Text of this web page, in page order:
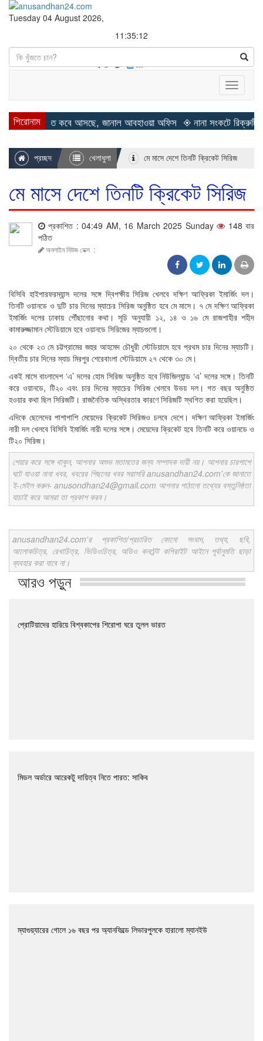
Tuesday 04 August 2026,
11:35:13
Search
Toggle
শিরোনাম
◈ শীত কবে আসছে, জানাল আবহাওয়া অফিস ◈ নানা সংকটে রিক্রুটিং
প্রচ্ছদ খেলাধুলা মে মাসে দেশে তিনটি ক্রিকেট সিরিজ
মে মাসে দেশে তিনটি ক্রিকেট সিরিজ
প্রকাশিত : 04:49 AM, 16 March 2025 Sunday
148 বার
পঠিত
অনলাইন নিউজ ডেক্স :
বিসিবি হাইপারফরম্যান্স দলের সঙ্গে দ্বিপক্ষীয় সিরিজ খেলবে দক্ষিণ আফ্রিকা ইমার্জিং দল।
তিনটি ওয়ানডে ও দুটি চার দিনের ম্যাচের সিরিজ অনুষ্ঠিত হবে মে মাসে। ৭ মে দক্ষিণ আফ্রিকা
ইমার্জিং দলের ঢাকায় পৌঁছানোর কথা। সূচি অনুযায়ী ১২, ১৪ ও ১৬ মে রাজশাহীর শহীদ
কামারুজ্জামান স্টেডিয়ামে হবে ওয়ানডে সিরিজের ম্যাচগুলো।
২০ থেকে ২৩ মে চট্টগ্রামের জহুর আহমেদ চৌধুরী স্টেডিয়ামে হবে প্রথম চার দিনের ম্যাচটি।
দ্বিতীয় চার দিনের ম্যাচ মিরপুর শেরেবাংলা স্টেডিয়ামে ২৭ থেকে ৩০ মে।
একই মাসে বাংলাদেশ ‘এ’ দলের হোম সিরিজ অনুষ্ঠিত হবে নিউজিল্যান্ড ‘এ’ দলের সঙ্গে। তিনটি
করে ওয়ানডে, টি২০ এবং চার দিনের ম্যাচের সিরিজ খেলবে উভয় দল। গত বছর অনুষ্ঠিত
হওয়ার কথা ছিল সিরিজটি। রাজনৈতিক অস্থিরতার কারণে সিরিজটি স্থগিত করা হয়েছিল।
এদিকে ছেলেদের পাশাপাশি মেয়েদের ক্রিকেট সিরিজও চলবে দেশে। দক্ষিণ আফ্রিকা ইমার্জিং
নারী দল খেলবে বিসিবি ইমার্জিং নারী দলের সঙ্গে। মেয়েদের ক্রিকেট হবে তিনটি করে ওয়ানডে ও
টি২০ সিরিজ।
শেয়ার করে সঙ্গে থাকুন, আপনার অশুভ মতামতের জন্য সম্পাদক দায়ী নয়। আপনার চারপাশে
ঘটে যাওয়া নানা খবর, খবরের পিছনের খবর সরাসরি anusandhan24.com'কে জানাতে
ই-মেইল করুন- anusondhan24@gmail.com আপনার পাঠানো তথ্যের বস্তুনিষ্ঠতা
যাচাই করে আমরা তা প্রকাশ করব।
anusandhan24.com'র প্রকাশিত/প্রচারিত কোনো সংবাদ, তথ্য, ছবি,
আলোকচিত্র, রেখাচিত্র, ভিডিওচিত্র, অডিও কনটেন্ট কপিরাইট আইনে পূর্বানুমতি ছাড়া
ব্যবহার করা যাবে না।
আরও পড়ুন
প্রোটিয়াদের হারিয়ে বিশ্বকাপের শিরোপা ঘরে তুলল ভারত
মিডল অর্ডারে আরেকটু দায়িত্ব নিতে পারত: সাকিব
ম্যাগুয়্যারের গোলে ১৬ বছর পর অ্যানফিল্ডে লিভারপুলকে হারালো ম্যানইউ